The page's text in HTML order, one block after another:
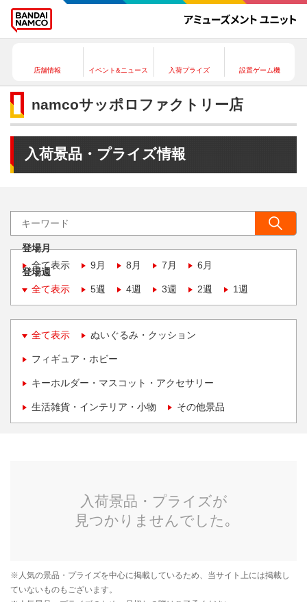
店舗情報 イベント&ニュース 入荷プライズ 設置ゲーム機
namcoサッポロファクトリー店
入荷景品・プライズ情報
登場月
全て表示
9月 8月 7月 6月
登場週
全て表示
5週 4週 3週 2週 1週
全て表示 ぬいぐるみ・クッション
フィギュア・ホビー
キーホルダー・マスコット・アクセサリー
生活雑貨・インテリア・小物 その他景品